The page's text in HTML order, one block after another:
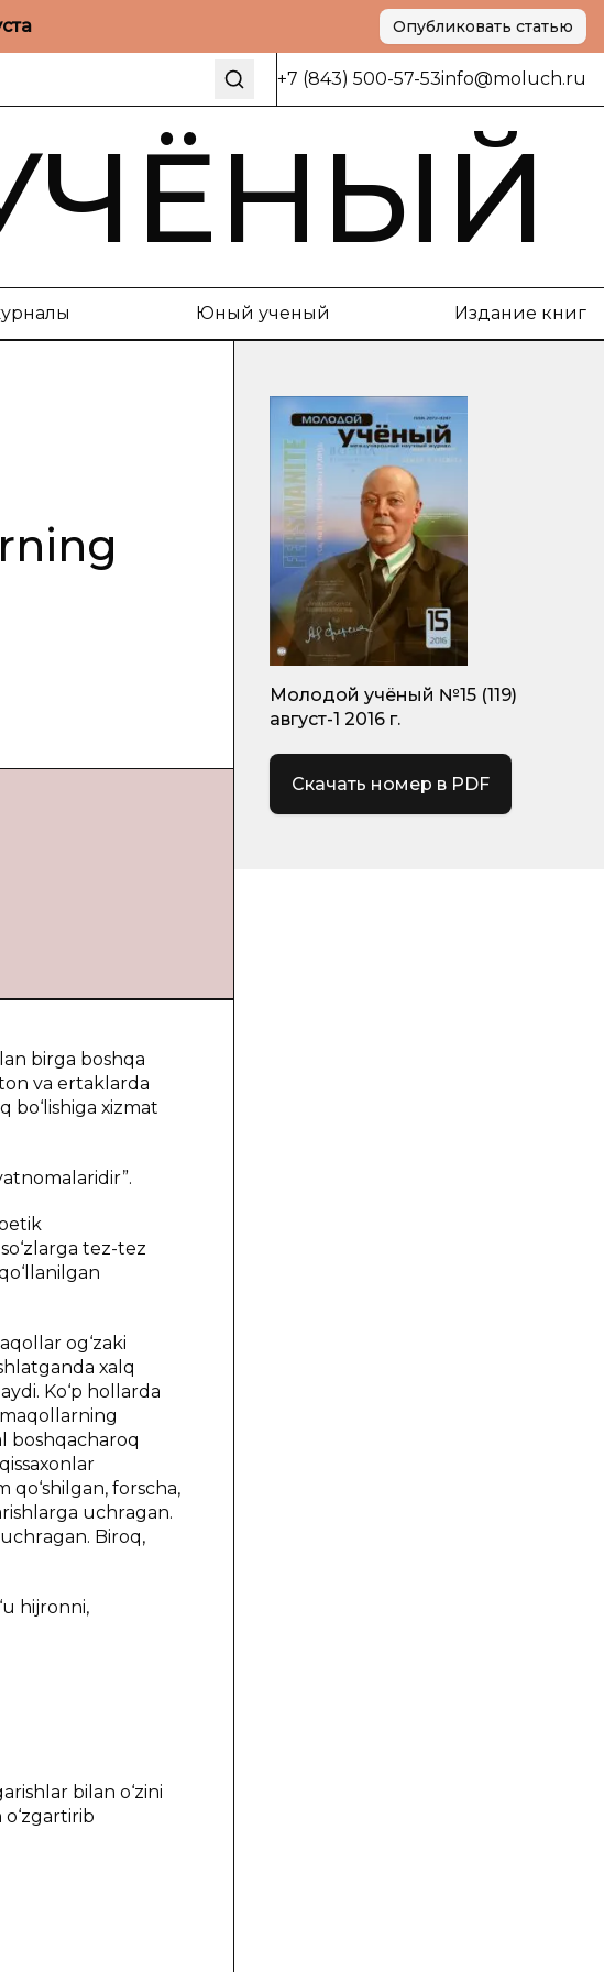
Опубликовать статью
+7 (843) 500-57-53info@moluch.ru
Юный ученый Издание книг
birgа bоshqа
vа ertаklаrdа
bo‘lishigа хizmаt
tеz-tеz
оg‘zаki
хаlq
Ko‘p hоllаrdа
bоshqаchаrоq
qo‘shilgаn, fоrschа,
uchrаgаn.
Birоq,
hijrоnni,
bilаn o‘zini
Молодой учёный №15 (119)
август-1 2016 г.
Скачать номер в PDF